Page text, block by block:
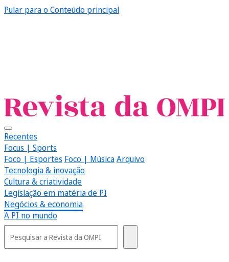
Pular para o Conteúdo principal
Recentes
Focus | Sports
Foco | Esportes Foco | MúsicaArquivo
Tecnologia & inovação
Cultura & criatividade
Legislação em matéria de PI
Negócios & economia
A PI no mundo